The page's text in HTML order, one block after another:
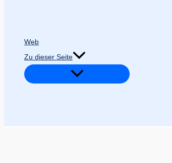
Web
Zu dieser Seite